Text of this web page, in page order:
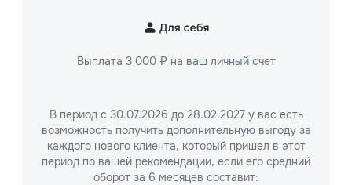
Выплата 3 000 ₽ на ваш личный счет
В период с 30.07.2026 до 28.02.2027 у вас есть
возможность получить дополнительную выгоду за
каждого нового клиента, который пришел в этот
период по вашей рекомендации, если его средний
оборот за 6 месяцев составит: